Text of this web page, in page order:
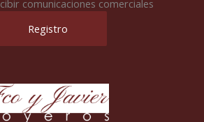
comunicaciones comerciales